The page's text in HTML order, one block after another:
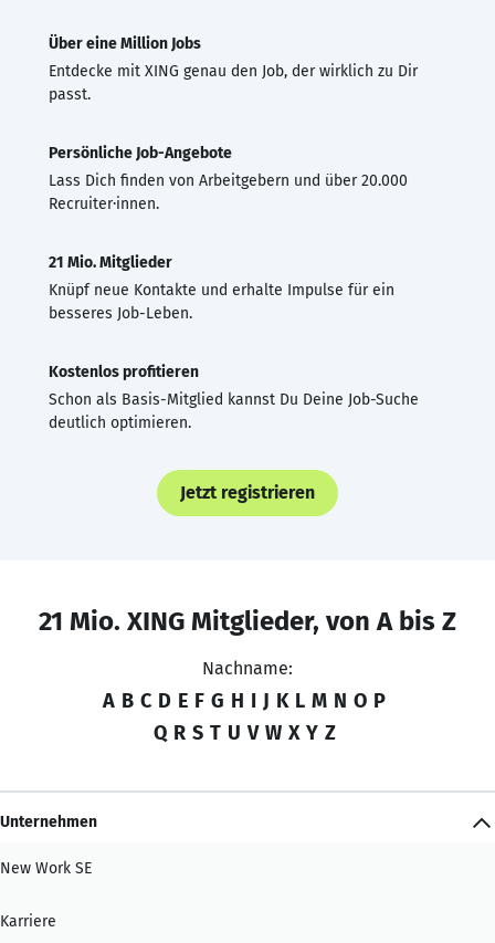
Über eine Million Jobs
Entdecke mit XING genau den Job, der wirklich zu Dir
passt.
Persönliche Job-Angebote
Lass Dich finden von Arbeitgebern und über 20.000
Recruiter·innen.
21 Mio. Mitglieder
Knüpf neue Kontakte und erhalte Impulse für ein
besseres Job-Leben.
Kostenlos profitieren
Schon als Basis-Mitglied kannst Du Deine Job-Suche
deutlich optimieren.
Jetzt registrieren
21 Mio. XING Mitglieder, von A bis Z
Nachname:
A B C D E F G H I J K L M N O P
Q R S T U V W X Y Z
Unternehmen
New Work SE
Karriere